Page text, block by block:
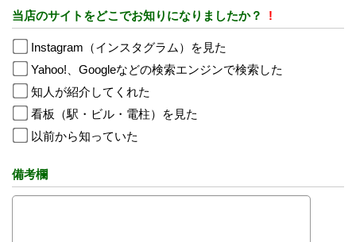
当店のサイトをどこでお知りになりましたか？ !
Instagram（インスタグラム）を見た
Yahoo!、Googleなどの検索エンジンで検索した
知人が紹介してくれた
看板（駅・ビル・電柱）を見た
以前から知っていた
備考欄